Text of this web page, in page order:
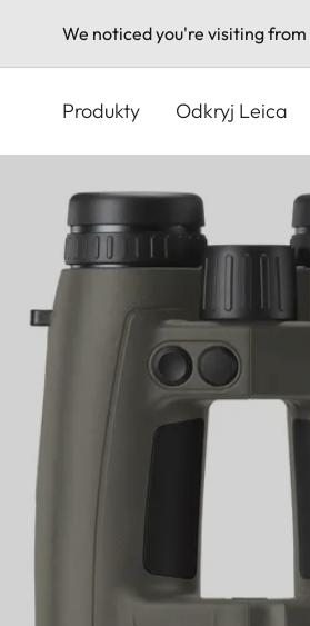
We noticed you're visiting from
Produkty Odkryj Leica